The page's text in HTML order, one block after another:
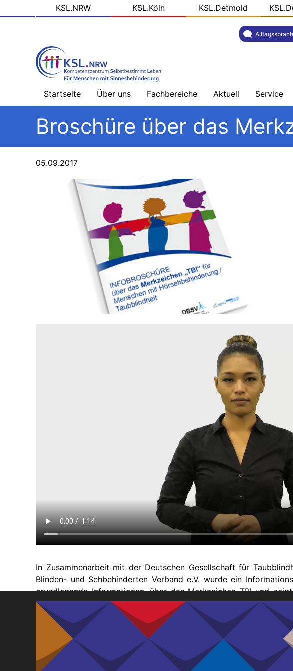
zum
KSLKSL.NRW KSL.Köln KSL.Detmold
Startseite Über uns
Willkommen
Arbeitsfelder
Projektpartner
Geförderte
Ausstattung
Fachbereiche
Sehbehinderung
–
Hörbehinderung
–
Schwerpunkt
Lautsprache
Taubblindheit
Aktuell
Nachrichten
-
Übersicht
Vergangene
Termine
Service
Schulungen
Broschüre über das
05.09.2017
In Zusammenarbeit mit der Deutschen Gesellschaft für
Blinden- und Sehbehinderten Verband e.V. wurde ein
grundlegende Informationen, über das Merkzeichen TBl und
Antragsstellung des Schwerbehindertenausweises auf.
Mit der Veröffentlichung des Bundesteilhabegesetzes (BTHG) im
Merkzeichen TBl – taubblind – für taubblinde Menschen im
Damit ist ein wichtiger Schritt in Richtung selbstbestimmte
der UN-Konvention zu den Rechten von Menschen mit